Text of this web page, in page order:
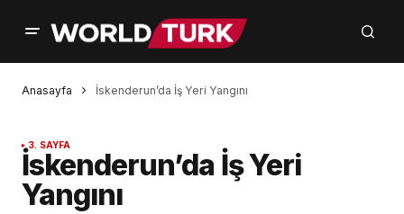
Anasayfa İskenderun’da İş Yeri Yangını
3. SAYFA
İskenderun’da İş Yeri
Yangını